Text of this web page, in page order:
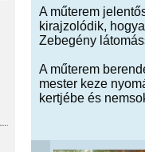
A műterem
kirajzolódik,
Zebegény
A műterem
mester keze
kertjébe és